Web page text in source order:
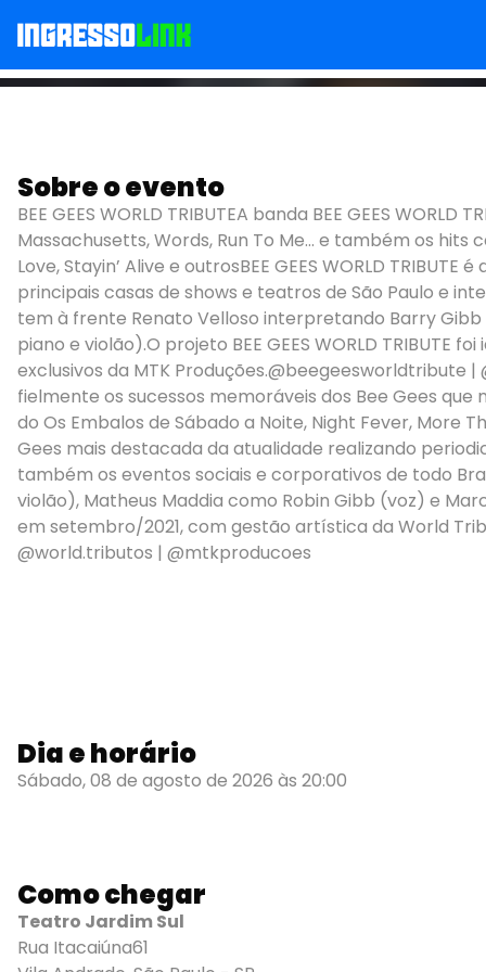
Bee Gees World
Sobre o evento
BEE GEES WORLD TRIBUTEA banda BEE GEES
Massachusetts, Words, Run To Me... e também os
Love, Stayin’ Alive e outrosBEE GEES WORLD
principais casas de shows e teatros de São Paulo e
tem à frente Renato Velloso interpretando Barry
piano e violão).O projeto BEE GEES WORLD
exclusivos da MTK Produções.@beegeesworldtribute |
fielmente os sucessos memoráveis dos Bee Gees
do Os Embalos de Sábado a Noite, Night Fever, More
Gees mais destacada da atualidade realizando
também os eventos sociais e corporativos de todo
violão), Matheus Maddia como Robin Gibb (voz) e
em setembro/2021, com gestão artística da World
@world.tributos | @mtkproducoes
Dia e horário
Sábado, 08 de agosto de 2026 às 20:00
Como chegar
Teatro Jardim Sul
Rua Itacaiúna61